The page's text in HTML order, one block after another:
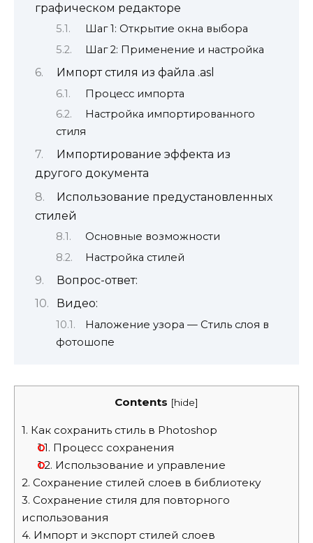
графическом редакторе
Шаг 1: Открытие окна выбора
Шаг 2: Применение и настройка
Импорт стиля из файла .asl
Процесс импорта
Настройка импортированного
стиля
Импортирование эффекта из
другого документа
Использование предустановленных
стилей
Основные возможности
Настройка стилей
Вопрос-ответ:
Видео:
Наложение узора — Стиль слоя в
фотошопе
Contents [hide]
1. Как сохранить стиль в Photoshop
1.1. Процесс сохранения
1.2. Использование и управление
2. Сохранение стилей слоев в библиотеку
3. Сохранение стиля для повторного
использования
4. Импорт и экспорт стилей слоев